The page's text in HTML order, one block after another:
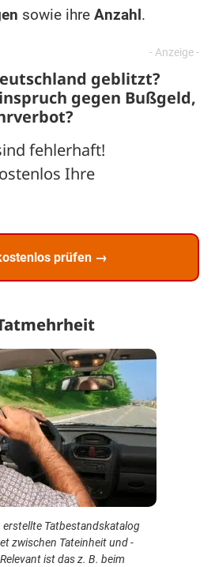
sowie ihre Anzahl.
geblitzt?
gegen Bußgeld,
fehlerhaft!
Ihre
prüfen →
erstellte Tatbestandskatalog
zwischen Tateinheit und -
ist das z. B. beim